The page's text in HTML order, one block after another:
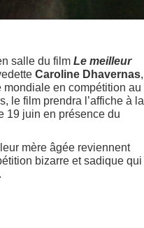
salle du film Le meilleur
Caroline Dhavernas,
mondiale en compétition au
le film prendra l’affiche à la
19 juin en présence du
mère âgée reviennent
bizarre et sadique qui